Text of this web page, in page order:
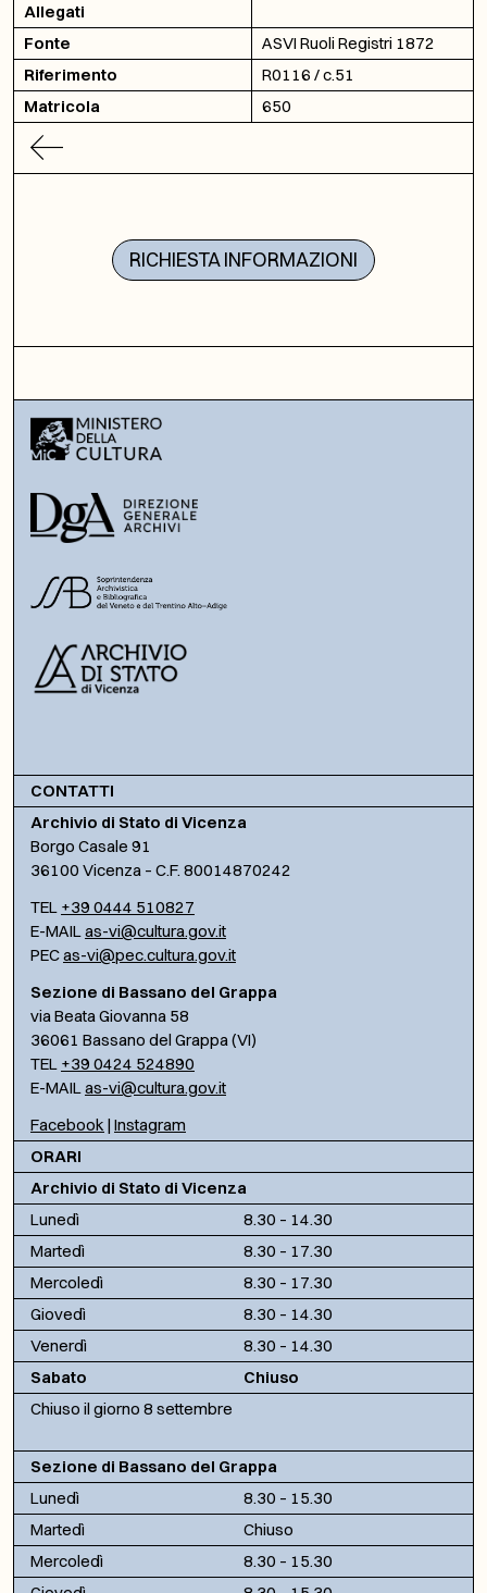
Allegati
Fonte
ASVI Ruoli Registri 1872
Riferimento
R0116 / c.51
Matricola
650
RICHIESTA INFORMAZIONI
CONTATTI
Archivio di Stato di Vicenza
Borgo Casale 91
36100 Vicenza – C.F. 80014870242
TEL +39 0444 510827
E-MAILas-vi@cultura.gov.it
PECas-vi@pec.cultura.gov.it
Sezione di Bassano del Grappa
via Beata Giovanna 58
36061 Bassano del Grappa (VI)
TEL +39 0424 524890
E-MAILas-vi@cultura.gov.it
Facebook | Instagram
ORARI
Archivio di Stato di Vicenza
Lunedì
8.30 – 14.30
Martedì
8.30 – 17.30
Mercoledì
8.30 – 17.30
Giovedì
8.30 – 14.30
Venerdì
8.30 – 14.30
Sabato
Chiuso
Chiuso il giorno 8 settembre
Sezione di Bassano del Grappa
Lunedì
8.30 – 15.30
Martedì
Chiuso
Mercoledì
8.30 – 15.30